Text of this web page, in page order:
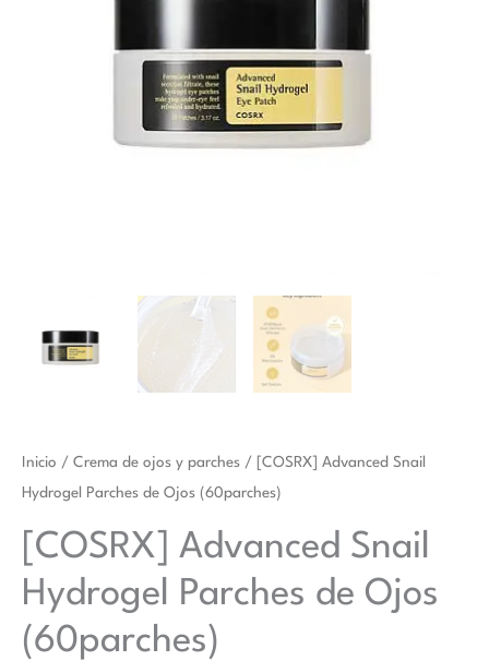
Inicio / Crema de ojos y parches / [COSRX] Advanced Snail
Hydrogel Parches de Ojos (60parches)
[COSRX] Advanced Snail
Hydrogel Parches de Ojos
(60parches)